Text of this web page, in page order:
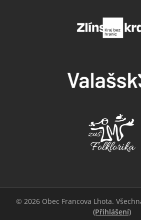
© 2026 Obec Francova Lhota.
(Přihlášení)